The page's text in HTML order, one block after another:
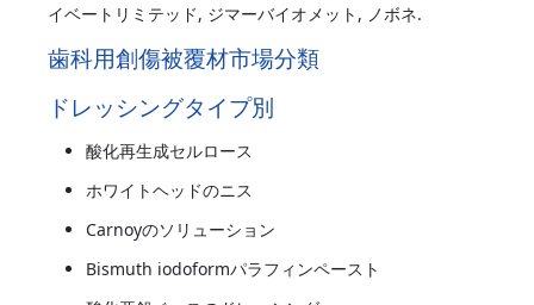
イベートリミテッド, ジマーバイオメット, ノボネ.
歯科用創傷被覆材市場分類
ドレッシングタイプ別
酸化再生成セルロース
ホワイトヘッドのニス
Carnoyのソリューション
Bismuth iodoformパラフィンペースト